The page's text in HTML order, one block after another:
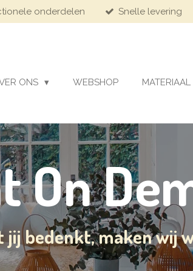
onderdelen Snelle levering
ONS WEBSHOP
On
jij bedenkt, maken wij